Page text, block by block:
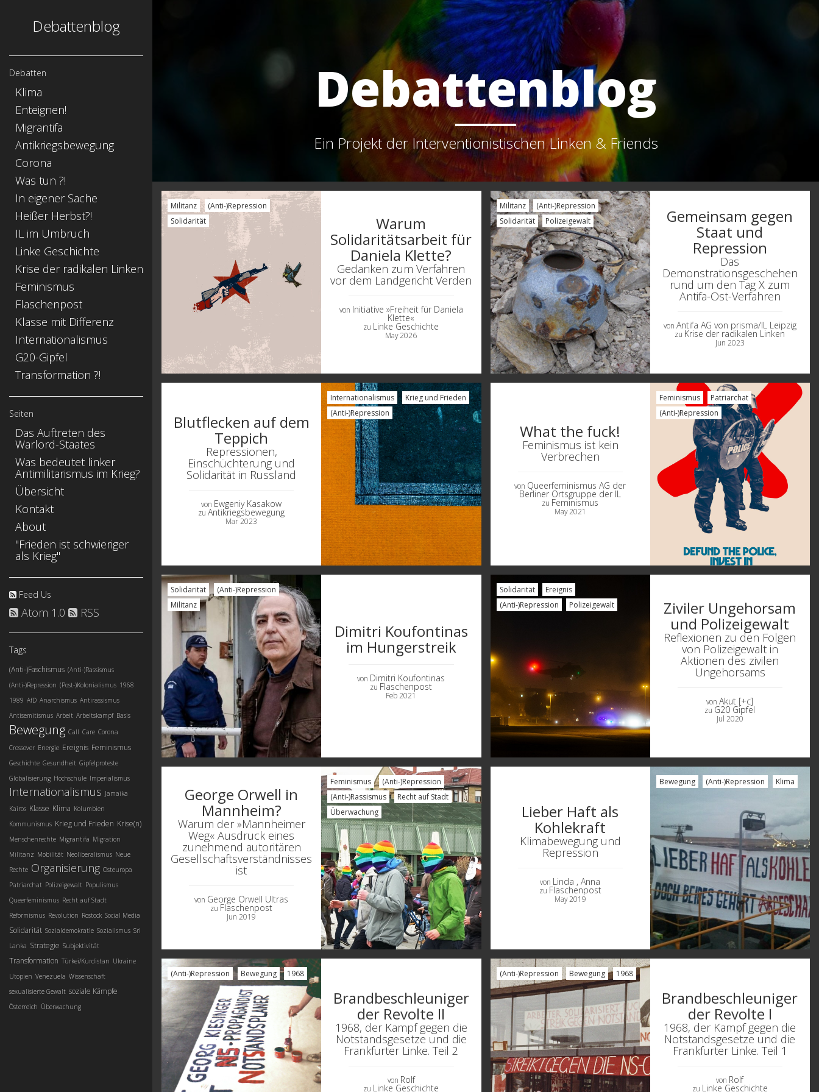
Debattenblog
Ein Projekt der Interventionistischen Linken & Friends
Debattenblog
Debatten
Klima
Enteignen!
Migrantifa
Antikriegsbewegung
Corona
Was tun ?!
In eigener Sache
Heißer Herbst?!
IL im Umbruch
Linke Geschichte
Krise der radikalen Linken
Feminismus
Flaschenpost
Klasse mit Differenz
Internationalismus
G20-Gipfel
Transformation ?!
Seiten
Das Auftreten des
Warlord-Staates
Was bedeutet linker
Antimilitarismus im Krieg?
Übersicht
Kontakt
About
"Frieden ist schwieriger
als Krieg"
Feed Us
Atom 1.0 RSS
Tags
(Anti-)Faschismus (Anti-)Rassismus
(Anti-)Repression (Post-)Kolonialismus 1968
1989 AfD Anarchismus Antirassismus
Antisemitismus Arbeit Arbeitskampf Basis
Bewegung Call Care Corona
Crossover Energie Ereignis Feminismus
Geschichte Gesundheit Gipfelproteste
Globalisierung Hochschule Imperialismus
Internationalismus Jamaika
Kairos Klasse Klima Kolumbien
Kommunismus Krieg und Frieden Krise(n)
Menschenrechte Migrantifa Migration
Militanz Mobilität Neoliberalismus Neue
Rechte Organisierung Osteuropa
Patriarchat Polizeigewalt Populismus
Queerfeminismus Recht auf Stadt
Reformismus Revolution Rostock Social Media
Solidarität Sozialdemokratie Sozialismus Sri
Lanka Strategie Subjektivität
Transformation Türkei/Kurdistan Ukraine
Utopien Venezuela Wissenschaft
sexualisierte Gewalt soziale Kämpfe
Österreich Überwachung
Militanz
(Anti-)Repression
Solidarität
Warum
Solidaritätsarbeit für
Daniela Klette?
Gedanken zum Verfahren
vor dem Landgericht Verden
von Initiative »Freiheit für Daniela
Klette«
zu Linke Geschichte
May 2026
Militanz
(Anti-)Repression
Solidarität
Polizeigewalt Gemeinsam gegen
Staat und
Repression
Das
Demonstrationsgeschehen
rund um den Tag X zum
Antifa-Ost-Verfahren
von Antifa AG von prisma/IL Leipzig
zu Krise der radikalen Linken
Jun 2023
Internationalismus
Krieg und Frieden
(Anti-)Repression
Blutflecken auf dem
Teppich
Repressionen,
Einschüchterung und
Solidarität in Russland
von Ewgeniy Kasakow
zuAntikriegsbewegung
Mar 2023
Feminismus
Patriarchat
(Anti-)Repression
What the fuck!
Feminismus ist kein
Verbrechen
von Queerfeminismus AG der
Berliner Ortsgruppe der IL
zu Feminismus
May 2021
Solidarität
(Anti-)Repression
Militanz
Dimitri Koufontinas
im Hungerstreik
von Dimitri Koufontinas
zu Flaschenpost
Feb 2021
Solidarität
Ereignis
(Anti-)Repression
Polizeigewalt Ziviler Ungehorsam
und Polizeigewalt
Reflexionen zu den Folgen
von Polizeigewalt in
Aktionen des zivilen
Ungehorsams
vonAkut [+c]
zu G20 Gipfel
Jul 2020
Feminismus
(Anti-)Repression
(Anti-)Rassismus
Recht auf Stadt
Überwachung
George Orwell in
Mannheim?
Warum der »Mannheimer
Weg« Ausdruck eines
zunehmend autoritären
Gesellschaftsverständnisses
ist
von George Orwell Ultras
zu Flaschenpost
Jun 2019
Bewegung (Anti-)Repression Klima
Lieber Haft als
Kohlekraft
Klimabewegung und
Repression
von Linda , Anna
zu Flaschenpost
May 2019
(Anti-)Repression Bewegung 1968
Brandbeschleuniger
der Revolte II
1968, der Kampf gegen die
Notstandsgesetze und die
Frankfurter Linke. Teil 2
von Rolf
zu Linke Geschichte
(Anti-)Repression Bewegung 1968
Brandbeschleuniger
der Revolte I
1968, der Kampf gegen die
Notstandsgesetze und die
Frankfurter Linke. Teil 1
von Rolf
zu Linke Geschichte